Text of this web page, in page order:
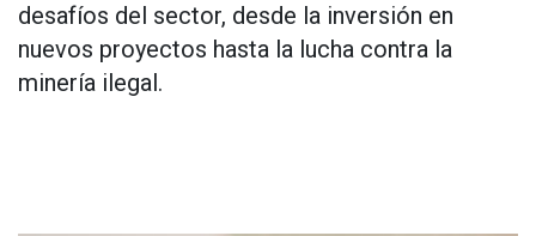
desafíos del sector, desde la inversión en
nuevos proyectos hasta la lucha contra la
minería ilegal.